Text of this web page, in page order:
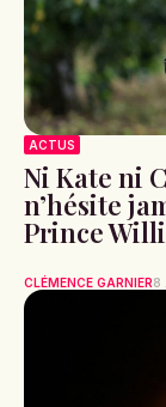
ACTUS
Ni Kate ni
n’hésite
Prince
CLÉMENCE GARNIER8